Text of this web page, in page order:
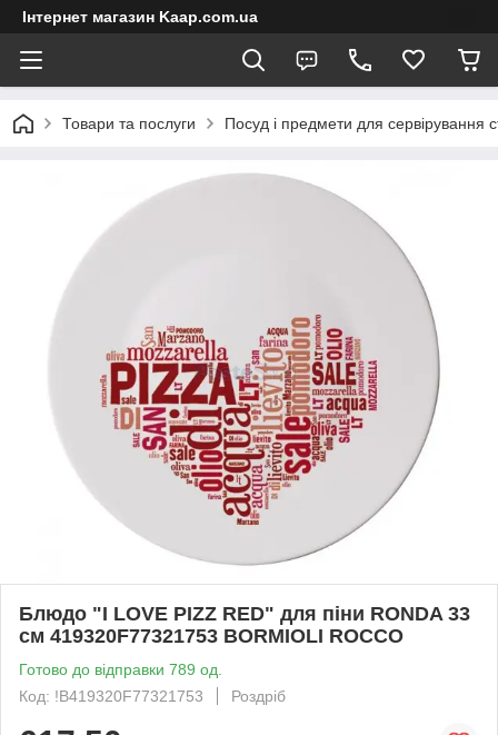
Інтернет магазин Kaap.com.ua
Товари та послуги Посуд і предмети для сервірування
Блюдо "I LOVE PIZZ RED" для піни RONDA 33
см 419320F77321753 BORMIOLI ROCCO
Готово до відправки 789 од.
Код: !B419320F77321753
Роздріб